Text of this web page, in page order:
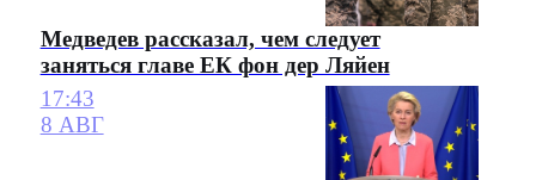
Медведев рассказал, чем следует
заняться главе ЕК фон дер Ляйен
17:43
8 АВГ